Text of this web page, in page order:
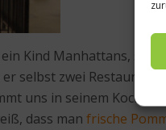
Kind Manhattans,
selbst zwei
uns in seinem
dass man frische